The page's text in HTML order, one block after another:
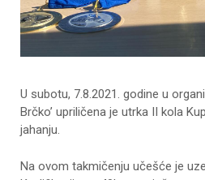
U subotu, 7.8.2021. godine u
Brčko’ upriličena je utrka II kola
jahanju.
Na ovom takmičenju učešće je